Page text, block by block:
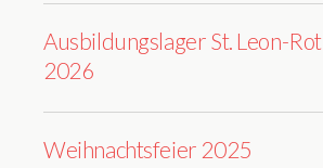
Ausbildungslager St. Leon-Rot
2026
Weihnachtsfeier 2025